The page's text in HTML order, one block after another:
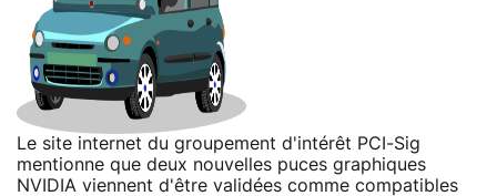
Le site internet du groupement d'intérêt PCI-Sig
mentionne que deux nouvelles puces graphiques
NVIDIA viennent d'être validées comme compatibles